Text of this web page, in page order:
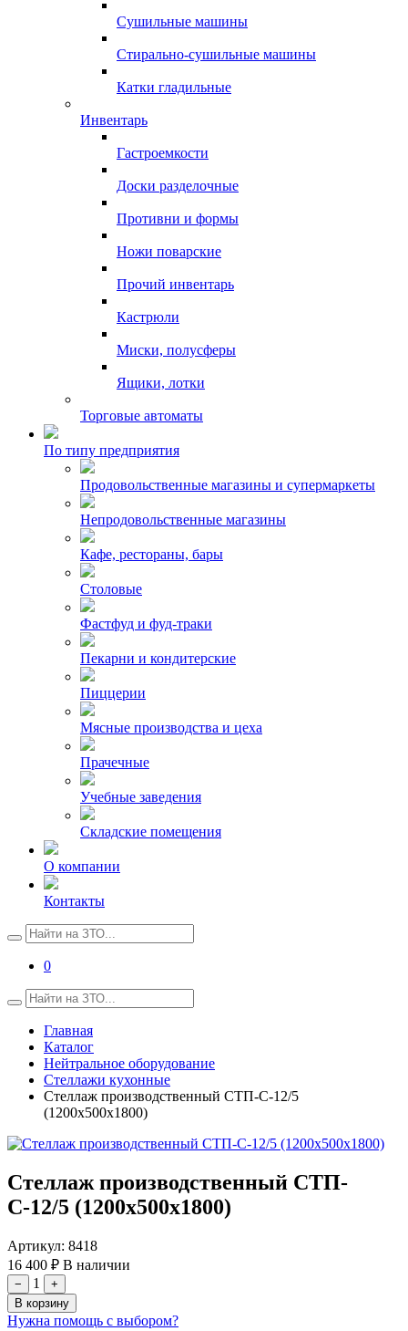
Сушильные машины
Стирально-сушильные машины
Катки гладильные
Инвентарь
Гастроемкости
Доски разделочные
Противни и формы
Ножи поварские
Прочий инвентарь
Кастрюли
Миски, полусферы
Ящики, лотки
Торговые автоматы
По типу предприятия
Продовольственные магазины и супермаркеты
Непродовольственные магазины
Кафе, рестораны, бары
Столовые
Фастфуд и фуд-траки
Пекарни и кондитерские
Пиццерии
Мясные производства и цеха
Прачечные
Учебные заведения
Складские помещения
О компании
Контакты
0
Главная
Каталог
Нейтральное оборудование
Стеллажи кухонные
Стеллаж производственный СТП-С-12/5
(1200х500х1800)
Стеллаж производственный СТП-
С-12/5 (1200х500х1800)
Артикул: 8418
16 400 ₽ В наличии
− 1
+
В корзину
Нужна помощь с выбором?